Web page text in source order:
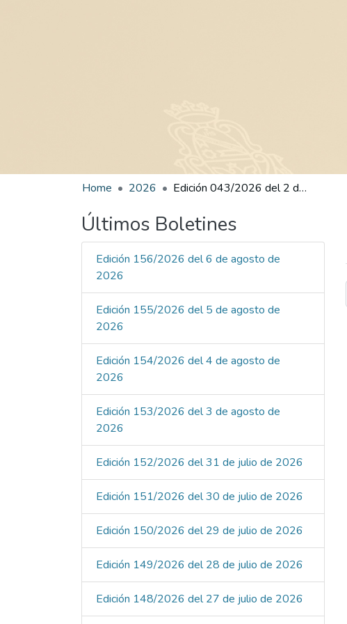
Home 2026 Edición 043/2026 del 2 de marzo de 2026
Últimos Boletines
Edición 156/2026 del 6 de agosto de
2026
Edición 155/2026 del 5 de agosto de
2026
Edición 154/2026 del 4 de agosto de
2026
Edición 153/2026 del 3 de agosto de
2026
Edición 152/2026 del 31 de julio de 2026
Edición 151/2026 del 30 de julio de 2026
Edición 150/2026 del 29 de julio de 2026
Edición 149/2026 del 28 de julio de 2026
Edición 148/2026 del 27 de julio de 2026